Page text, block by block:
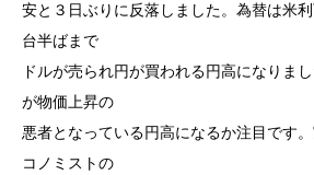
安と３日ぶりに反落しました。為替は米
台半ばまで
ドルが売られ円が買われる円高になりま
が物価上昇の
悪者となっている円高になるか注目です
コノミストの